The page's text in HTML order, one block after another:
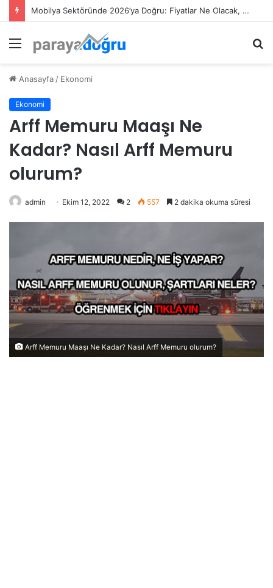
Mobilya Sektöründe 2026’ya Doğru: Fiyatlar Ne Olacak, Tüketici Ne Bekliyor?
Menü
Anasayfa / Ekonomi
Ekonomi
Arff Memuru Maaşı Ne
Kadar? Nasıl Arff Memuru
olurum?
admin Ekim 12, 2022 2 557 2 dakika okuma süresi
Arff Memuru Maaşı Ne Kadar? Nasıl Arff Memuru olurum?